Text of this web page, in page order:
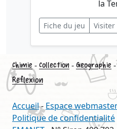
la
Fiche du jeu Visiter
Chimie - Collection - Geographie
Reflexion
Accueil- Espace
Politique de confidentialité